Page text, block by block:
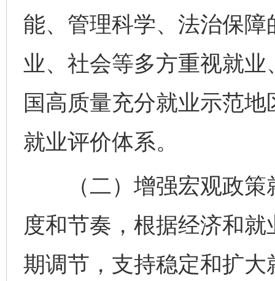
能、管理科学、法治保
业、社会等多方重视就
国高质量充分就业示范
就业评价体系。
（二）增强宏观政策
度和节奏，根据经济和
期调节，支持稳定和扩